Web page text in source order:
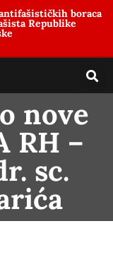
boraca
Republike
nove
RH –
sc.